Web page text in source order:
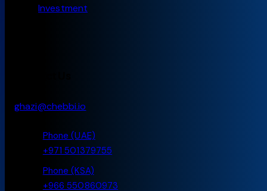
Investment
ghazi@chebbi.io
Phone (UAE)
+971 501379755
Phone (KSA)
+966 550860973